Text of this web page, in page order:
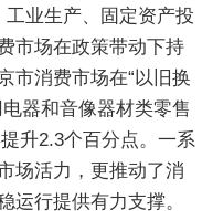
业生产、固定资产投
市场在政策带动下持
市消费市场在“以旧换
器和音像器材类零售
升2.3个百分点。一系
场活力，更推动了消
运行提供有力支撑。